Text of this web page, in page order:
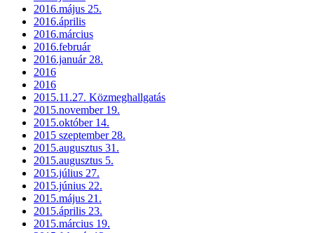
2016.május 25.
2016.április
2016.március
2016.február
2016.január 28.
2016
2016
2015.11.27. Közmeghallgatás
2015.november 19.
2015.október 14.
2015 szeptember 28.
2015.augusztus 31.
2015.augusztus 5.
2015.július 27.
2015.június 22.
2015.május 21.
2015.április 23.
2015.március 19.